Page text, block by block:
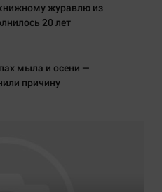
журавлю из
20 лет
мыла и осени —
причину